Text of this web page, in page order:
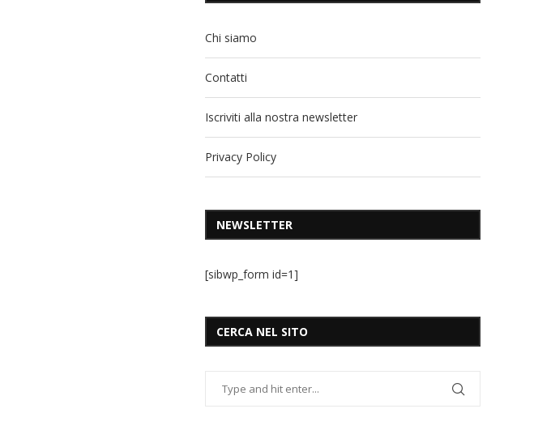
Chi siamo
Contatti
Iscriviti alla nostra newsletter
Privacy Policy
NEWSLETTER
[sibwp_form id=1]
CERCA NEL SITO